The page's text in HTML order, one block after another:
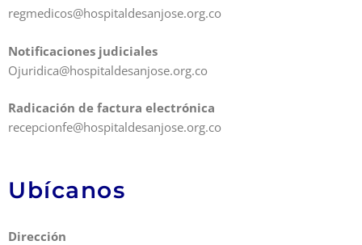
regmedicos@hospitaldesanjose.org.co
Notificaciones judiciales
Ojuridica@hospitaldesanjose.org.co
Radicación de factura electrónica
recepcionfe@hospitaldesanjose.org.co
Ubícanos
Dirección